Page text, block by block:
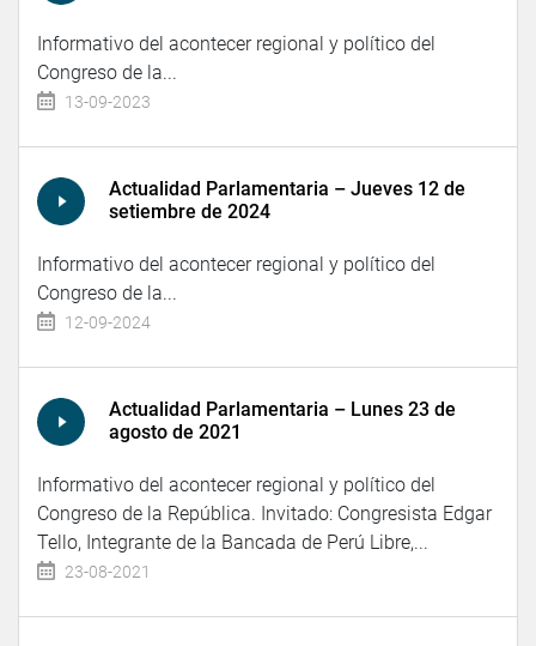
Informativo del acontecer regional y político del
Congreso de la...
13-09-2023
Actualidad Parlamentaria – Jueves 12 de
setiembre de 2024
Informativo del acontecer regional y político del
Congreso de la...
12-09-2024
Actualidad Parlamentaria – Lunes 23 de
agosto de 2021
Informativo del acontecer regional y político del
Congreso de la República. Invitado: Congresista Edgar
Tello, Integrante de la Bancada de Perú Libre,...
23-08-2021